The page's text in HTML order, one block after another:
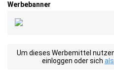
Werbebanner
Um dieses Werbemittel
einloggen oder sich